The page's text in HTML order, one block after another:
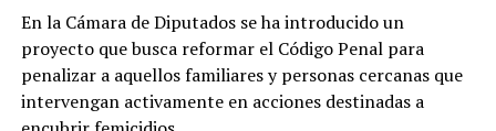
En la Cámara de Diputados se ha introducido un
proyecto que busca reformar el Código Penal para
penalizar a aquellos familiares y personas cercanas que
intervengan activamente en acciones destinadas a